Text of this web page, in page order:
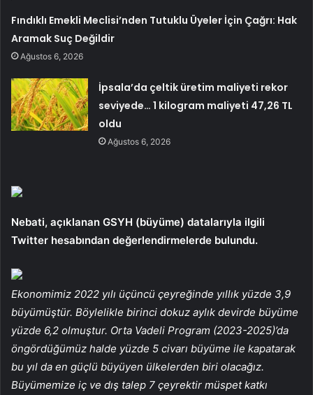
Fındıklı Emekli Meclisi’nden Tutuklu Üyeler İçin Çağrı: Hak
Aramak Suç Değildir
Ağustos 6, 2026
İpsala’da çeltik üretim maliyeti rekor
seviyede… 1 kilogram maliyeti 47,26 TL
oldu
Ağustos 6, 2026
Nebati, açıklanan GSYH (büyüme) datalarıyla ilgili
Twitter hesabından değerlendirmelerde bulundu.
Ekonomimiz 2022 yılı üçüncü çeyreğinde yıllık yüzde 3,9
büyümüştür. Böylelikle birinci dokuz aylık devirde büyüme
yüzde 6,2 olmuştur. Orta Vadeli Program (2023-2025)’da
öngördüğümüz halde yüzde 5 civarı büyüme ile kapatarak
bu yıl da en güçlü büyüyen ülkelerden biri olacağız.
Büyümemize iç ve dış talep 7 çeyrektir müspet katkı